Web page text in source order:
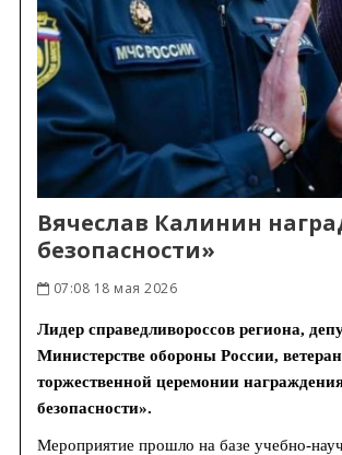
Вячеслав Калинин
безопасности»
07:08 18 мая 2026
Лидер справедливороссов региона,
Министерстве обороны России,
торжественной церемонии
безопасности».
Мероприятие прошло на базе учебно-